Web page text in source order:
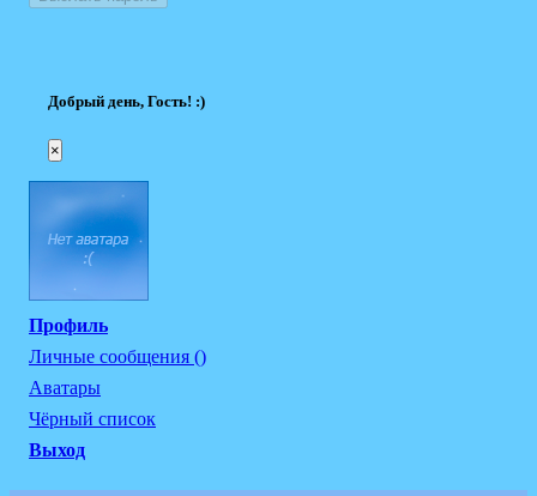
Добрый день, Гость! :)
×
Профиль
Личные сообщения ()
Аватары
Чёрный список
Выход